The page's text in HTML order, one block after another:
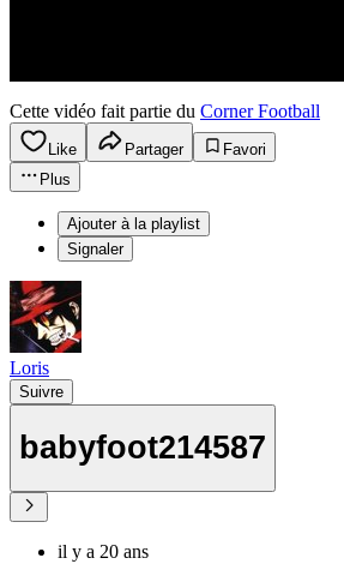
Cette vidéo fait partie du Corner Football
Like Partager
Favori
Plus
Ajouter à la playlist
Signaler
Loris
Suivre
babyfoot214587
il y a 20 ans